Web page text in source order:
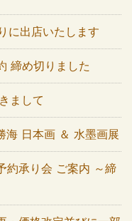
に出店いたします
締め切りました
まして
海 日本画 ＆ 水墨画展
約承り会 ご案内 ～締